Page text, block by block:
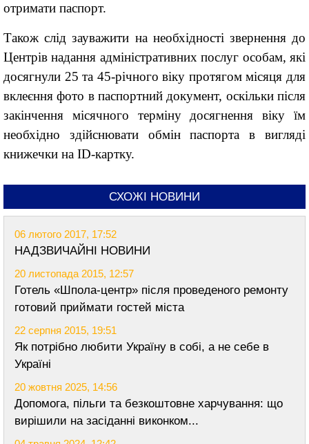
отримати паспорт.
Також слід зауважити на необхідності звернення до
Центрів надання адміністративних послуг особам, які
досягнули 25 та 45-річного віку протягом місяця для
вклеєння фото в паспортний документ, оскільки після
закінчення місячного терміну досягнення віку їм
необхідно здійснювати обмін паспорта в вигляді
книжечки на ID-картку.
СХОЖІ НОВИНИ
06 лютого 2017, 17:52
НАДЗВИЧАЙНІ НОВИНИ
20 листопада 2015, 12:57
Готель «Шпола-центр» після проведеного ремонту
готовий приймати гостей міста
22 серпня 2015, 19:51
Як потрібно любити Україну в собі, а не себе в
Україні
20 жовтня 2025, 14:56
Допомога, пільги та безкоштовне харчування: що
вирішили на засіданні виконком...